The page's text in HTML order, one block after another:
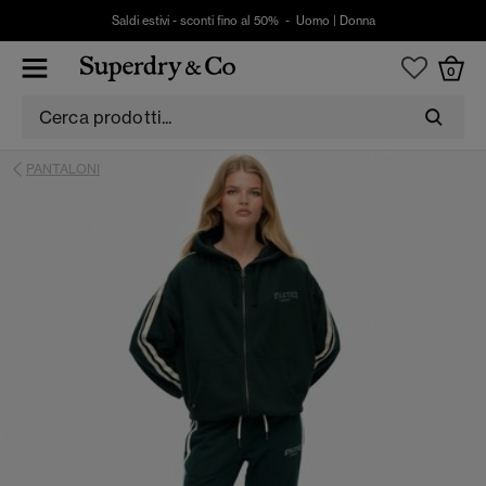
Saldi estivi - sconti fino al 50% - Uomo Donna
0
PANTALONI